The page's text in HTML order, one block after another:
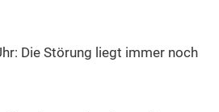
Die Störung liegt immer noch